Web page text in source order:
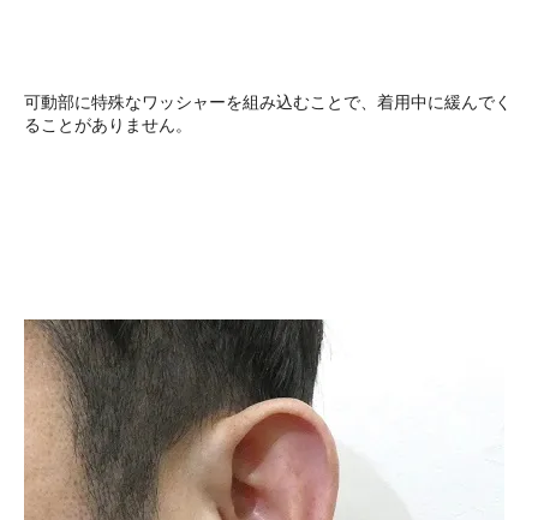
可動部に特殊なワッシャーを組み込むことで、着用中に緩んでく
ることがありません。